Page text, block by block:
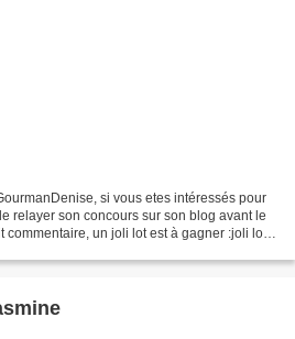
si vous etes intéressés pour
relayer son concours sur son blog avant le
un joli lot est à gagner :joli lot